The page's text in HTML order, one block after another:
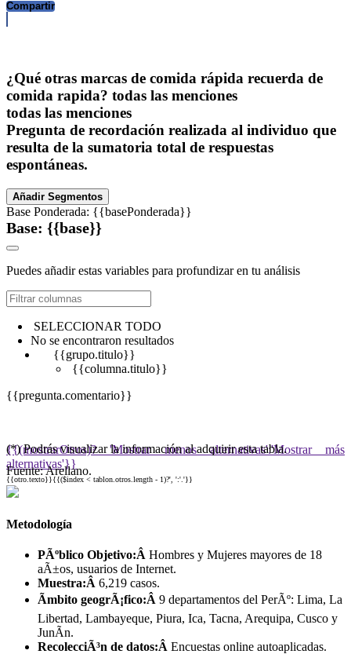
Compartir
¿Qué otras marcas de comida rápida recuerda de
comida rapida? todas las menciones
todas las menciones
Pregunta de recordación realizada al individuo que
resulta de la sumatoria total de respuestas
espontáneas.
Añadir Segmentos
Base Ponderada: {{basePonderada}}
Base: {{base}}
Puedes añadir estas variables para profundizar en tu análisis
SELECCIONAR TODO
No se encontraron resultados
{{grupo.titulo}}
{{columna.titulo}}
{{pregunta.comentario}}
(*) Podrás visualizar la información al adquirir esta tabla.
Fuente: Arellano.
{{(mostrarOtros)? 'Mostrar menos alternativas':'Mostrar más
alternativas'}}
{{otro.texto}}{{($index < tablon.otros.length - 1)?', ':'.'}}
Metodología
PÃºblico Objetivo:Â Hombres y Mujeres mayores de 18
aÃ±os, usuarios de Internet.
Muestra:Â 6,219 casos.
Ãmbito geogrÃ¡fico:Â 9 departamentos del PerÃº: Lima, La
Libertad, Lambayeque, Piura, Ica, Tacna, Arequipa, Cusco y
JunÃ­n.
RecolecciÃ³n de datos:Â Encuestas online autoaplicadas.